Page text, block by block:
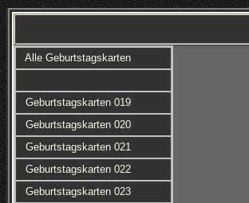
Alle Geburtstagskarten
Geburtstagskarten 019
Geburtstagskarten 020
Geburtstagskarten 021
Geburtstagskarten 022
Geburtstagskarten 023